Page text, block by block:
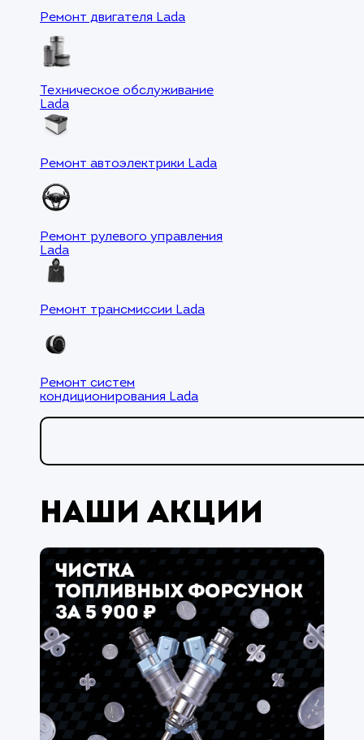
Ремонт двигателя Lada
Техническое обслуживание
Lada
Ремонт автоэлектрики Lada
Ремонт рулевого управления
Lada
Ремонт трансмиссии Lada
Ремонт систем
кондиционирования Lada
Наши акции